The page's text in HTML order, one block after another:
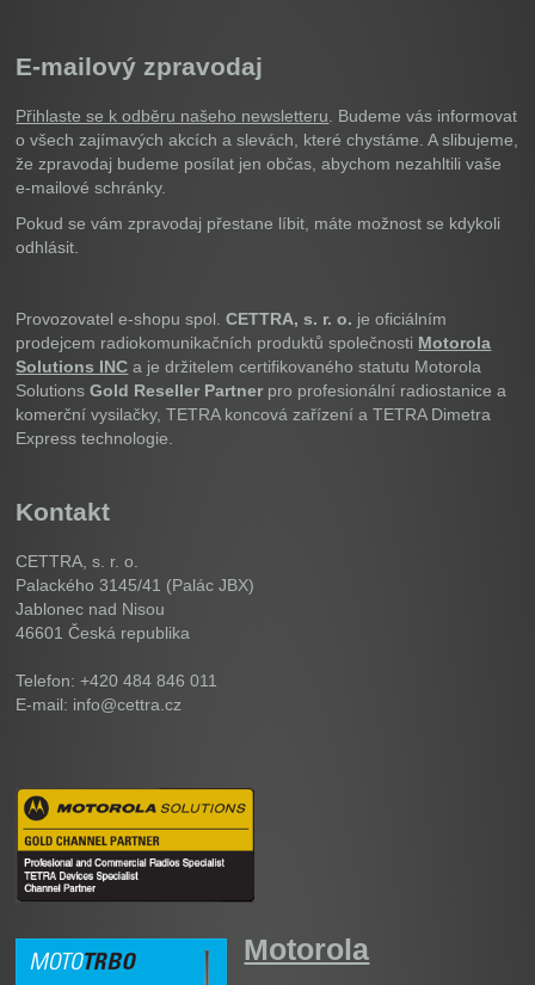
E-mailový zpravodaj
Přihlaste se k odběru našeho newsletteru . Budeme vás informovat
o všech zajímavých akcích a slevách, které chystáme. A slibujeme,
že zpravodaj budeme posílat jen občas, abychom nezahltili vaše
e-mailové schránky.
Pokud se vám zpravodaj přestane líbit, máte možnost se kdykoli
odhlásit.
Provozovatel e-shopu spol.CETTRA, s. r. o. je oficiálním
prodejcem radiokomunikačních produktů společnosti Motorola
Solutions INC a je držitelem certifikovaného statutu Motorola
SolutionsGold Reseller Partner pro profesionální radiostanice a
komerční vysilačky, TETRA koncová zařízení a TETRA Dimetra
Express technologie.
Kontakt
CETTRA, s. r. o.
Palackého 3145/41 (Palác JBX)
Jablonec nad Nisou
46601Česká republika
Telefon: +420 484 846 011
E-mail: info@cettra.cz
Motorola